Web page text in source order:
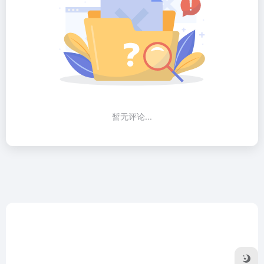
暂无评论...